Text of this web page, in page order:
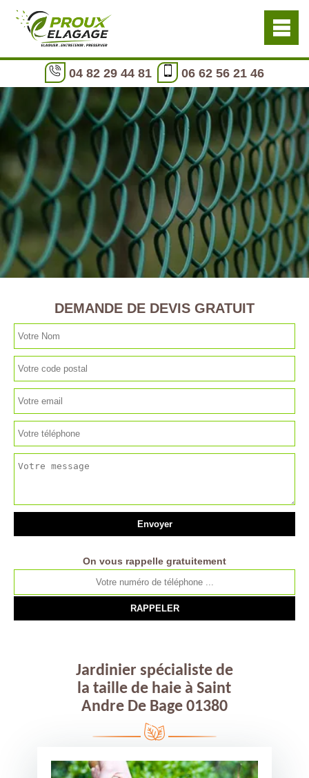
04 82 29 44 81 06 62 56 21 46
DEMANDE DE DEVIS GRATUIT
On vous rappelle gratuitement
Jardinier spécialiste de
la taille de haie à Saint
Andre De Bage 01380